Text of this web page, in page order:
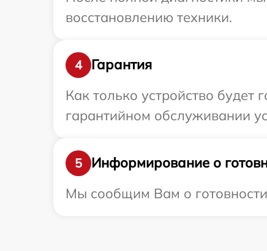
восстановлению техники.
4
Гарантия
Как только устройство
гарантийном обслуживании
5
Информирование о
Мы сообщим Вам о